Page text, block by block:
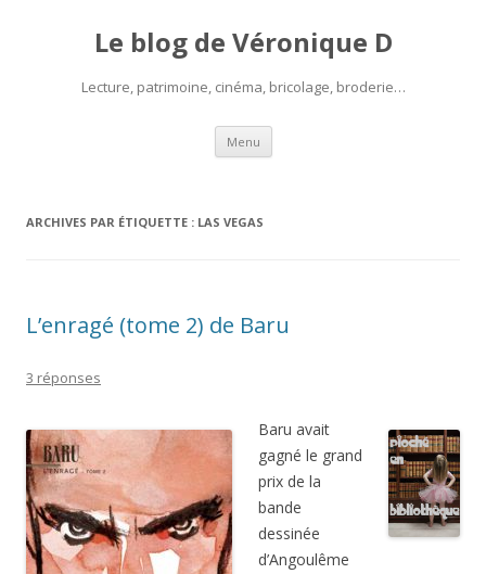
Le blog de Véronique D
Lecture, patrimoine, cinéma, bricolage, broderie…
Menu Aller
contenu
ARCHIVES PAR ÉTIQUETTE : LAS VEGAS
L’enragé (tome 2) de Baru
3 réponses
Baru avait
gagné le grand
prix de la
bande
dessinée
d’Angoulême